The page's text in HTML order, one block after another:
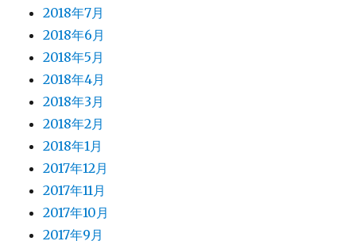
2018年7月
2018年6月
2018年5月
2018年4月
2018年3月
2018年2月
2018年1月
2017年12月
2017年11月
2017年10月
2017年9月